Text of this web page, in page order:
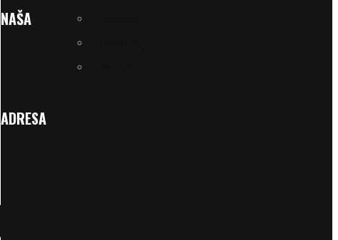
NAŠA
ADRESA